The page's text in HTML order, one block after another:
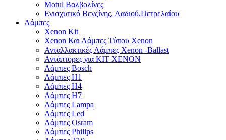
Motul Βαλβολίνες
Ενισχυτικό Βενζίνης, Λαδιού,Πετρελαίου
Λάμπες
Xenon Kit
Xenon Και Λάμπες Τύπου Xenon
Ανταλλακτικές Λάμπες Xenon -Ballast
Αντάπτορες για ΚΙΤ ΧΕΝΟΝ
Λάμπες Bosch
Λάμπες H1
Λάμπες H4
Λάμπες H7
Λάμπες Lampa
Λάμπες Led
Λάμπες Osram
Λάμπες Philips